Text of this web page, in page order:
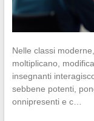
Nelle classi
moltiplicano,
insegnanti
sebbene potenti,
onnipresenti e c…